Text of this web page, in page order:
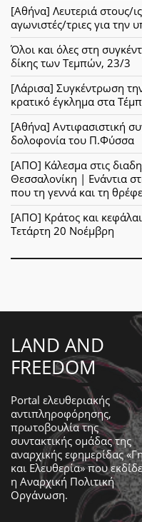
[Αθήνα] Λευτεριά στους/
αγωνιστές/τριες για
Όλοι και όλες στη
δίκης των Τεμπών, 23/3
[Λάρισα] Συγκέντρωση
κρατικό έγκλημα στα
[Αθήνα] Αντιφασιστική
δολοφονία του Π.Φύσσα
[ΑΠΟ] Κάλεσμα στις
Θεσσαλονίκη | Ενάντια
που τη γεννά και τη
[ΑΠΟ] Κράτος και
Τετάρτη 20 Νοέμβρη
LAND AND
FREEDOM
Portal ελευθεριακής
αντιπληροφόρησης,
πρωτοβουλία της
συντακτικής ομάδας της
αναρχικής εφημερίδας
και Ελευθερία» που
η Αναρχική Πολιτική
Οργάνωση.